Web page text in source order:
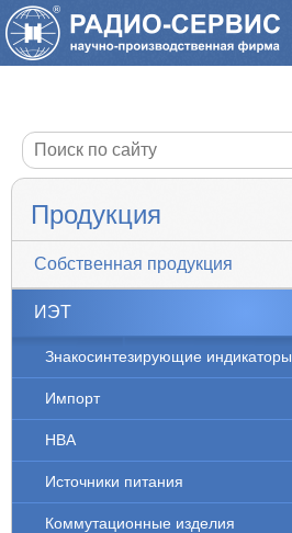
Продукция
Собственная продукция
ИЭТ
Знакосинтезирующие индикаторы
Импорт
НВА
Источники питания
Коммутационные изделия